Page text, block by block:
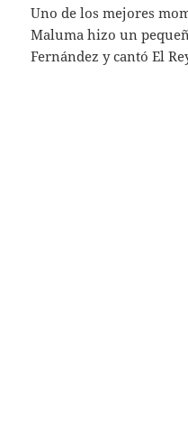
Uno de los mejores
Maluma hizo un
Fernández y cantó El